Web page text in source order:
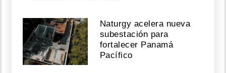
Naturgy acelera nueva
subestación para
fortalecer Panamá
Pacífico